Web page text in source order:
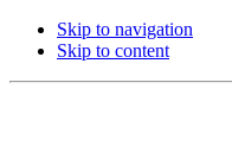
Skip to navigation
Skip to content